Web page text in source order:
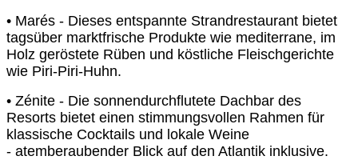
• Marés - Dieses entspannte Strandrestaurant bietet
tagsüber marktfrische Produkte wie mediterrane, im
Holz geröstete Rüben und köstliche Fleischgerichte
wie Piri-Piri-Huhn.
• Zénite - Die sonnendurchflutete Dachbar des
Resorts bietet einen stimmungsvollen Rahmen für
klassische Cocktails und lokale Weine
- atemberaubender Blick auf den Atlantik inklusive.